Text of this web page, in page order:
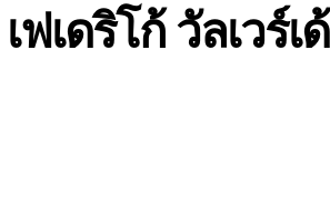
เดริโก้ วัลเวร์เด้